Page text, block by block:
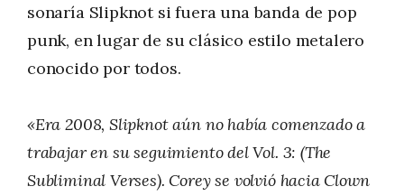
sonaría Slipknot si fuera una banda de pop
punk, en lugar de su clásico estilo metalero
conocido por todos.
«Era 2008, Slipknot aún no había comenzado a
trabajar en su seguimiento del Vol. 3: (The
Subliminal Verses). Corey se volvió hacia Clown